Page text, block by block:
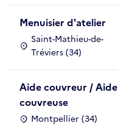
Menuisier d'atelier
Saint-Mathieu-de-
Tréviers (34)
Aide couvreur / Aide
couvreuse
Montpellier (34)